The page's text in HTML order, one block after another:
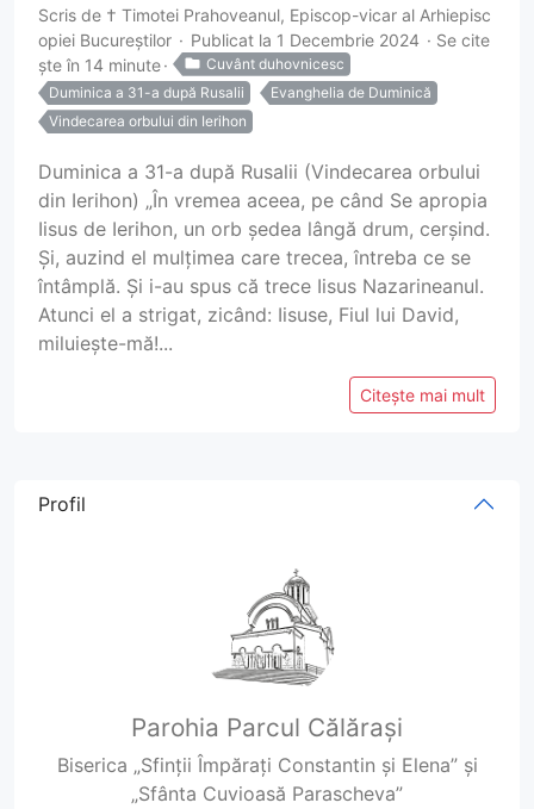
Scris de † Timotei Prahoveanul, Episcop-vicar al Arhiepisc
opiei Bucureștilor
Publicat la 1 Decembrie 2024
Se cite
ște în 14 minute
Cuvânt duhovnicesc
Duminica a 31-a după Rusalii
Evanghelia de Duminică
Vindecarea orbului din Ierihon
Duminica a 31-a după Rusalii (Vindecarea orbului
din Ierihon) „În vremea aceea, pe când Se apropia
Iisus de Ierihon, un orb ședea lângă drum, cerșind.
Și, auzind el mulțimea care trecea, întreba ce se
întâmplă. Și i-au spus că trece Iisus Nazarineanul.
Atunci el a strigat, zicând: Iisuse, Fiul lui David,
miluiește-mă!...
Citește mai mult
Profil
Parohia Parcul Călărași
Biserica „Sfinții Împărați Constantin și Elena” și
„Sfânta Cuvioasă Parascheva”